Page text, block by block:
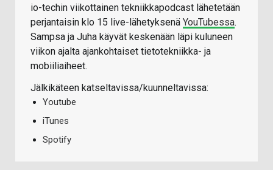
io-techin viikottainen tekniikkapodcast lähetetään
perjantaisin klo 15 live-lähetyksenä YouTubessa.
Sampsa ja Juha käyvät keskenään läpi kuluneen
viikon ajalta ajankohtaiset tietotekniikka- ja
mobiiliaiheet.
Jälkikäteen katseltavissa/kuunneltavissa:
Youtube
iTunes
Spotify